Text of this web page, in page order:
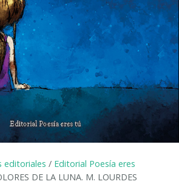
editoriales / Editorial Poesía eres
DE LA LUNA. M. LOURDES